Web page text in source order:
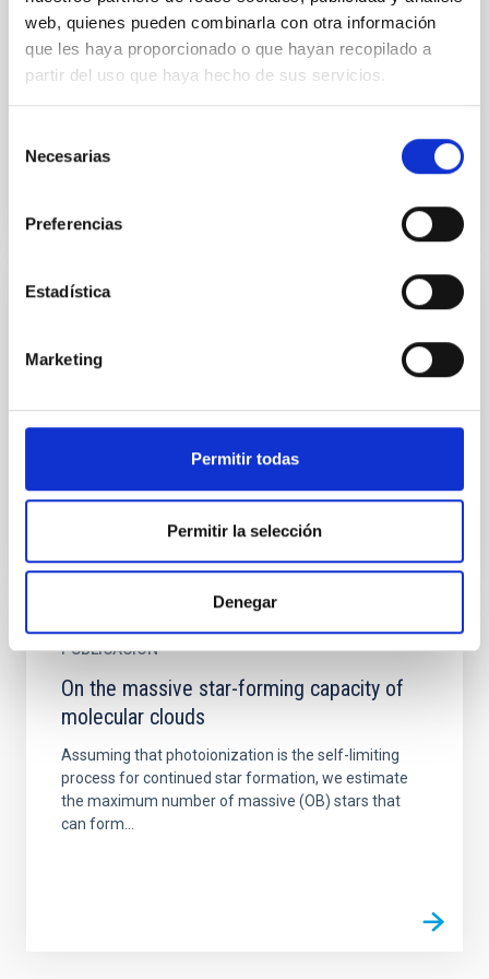
web, quienes pueden combinarla con otra información
que les haya proporcionado o que hayan recopilado a
partir del uso que haya hecho de sus servicios.
Necesarias
Preferencias
Estadística
Marketing
Permitir todas
Permitir la selección
Denegar
NLTE analysis of massive OB stars in open
clusters
The paper presents a new method for deriving stellar
Observations of massive OB stars
analysis of ten young stars in OB associations using
high resolution spectra and NLTE calculations. From
PUBLICACIÓN
On the massive star-forming capacity of
molecular clouds
Assuming that photoionization is the self-limiting
process for continued star formation, we estimate
the maximum number of massive (OB) stars that
can form...